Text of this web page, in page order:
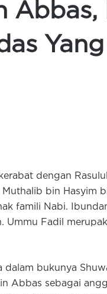
Abbas,
dengan
bin Hasyim
famili Nabi.
Ummu Fadil
dalam bukunya
Abbas sebagai